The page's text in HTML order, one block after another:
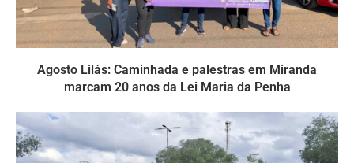
Agosto Lilás: Caminhada e palestras em Miranda
marcam 20 anos da Lei Maria da Penha